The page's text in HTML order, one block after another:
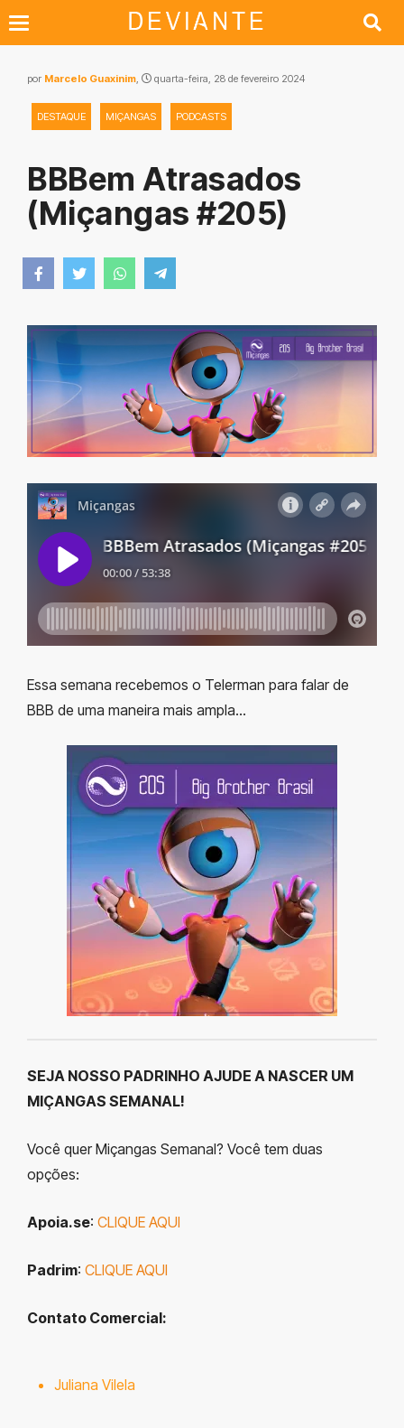
por Marcelo Guaxinim, quarta-feira, 28 de fevereiro 2024
DESTAQUE MIÇANGAS PODCASTS
BBBem Atrasados
(Miçangas #205)
Essa semana recebemos o Telerman para falar de
BBB de uma maneira mais ampla…
SEJA NOSSO PADRINHO AJUDE A NASCER UM
MIÇANGAS SEMANAL!
Você quer Miçangas Semanal? Você tem duas
opções:
Apoia.se: CLIQUE AQUI
Padrim: CLIQUE AQUI
Contato Comercial:
Juliana Vilela